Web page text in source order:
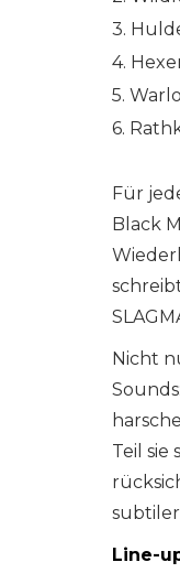
3.
4.
5.
6.
Für
Black
Nicht
Teil sie
Line-